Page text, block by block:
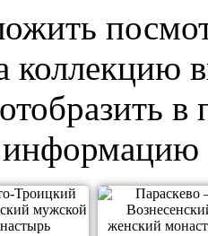
коллекцию
в